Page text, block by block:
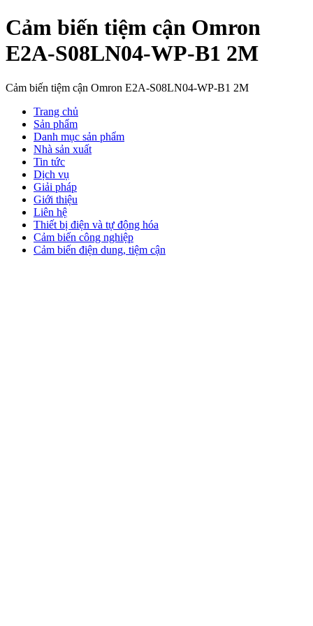
Cảm biến tiệm cận Omron
E2A-S08LN04-WP-B1 2M
Cảm biến tiệm cận Omron E2A-S08LN04-WP-B1 2M
Trang chủ
Sản phẩm
Danh mục sản phẩm
Nhà sản xuất
Tin tức
Dịch vụ
Giải pháp
Giới thiệu
Liên hệ
Thiết bị điện và tự động hóa
Cảm biến công nghiệp
Cảm biến điện dung, tiệm cận